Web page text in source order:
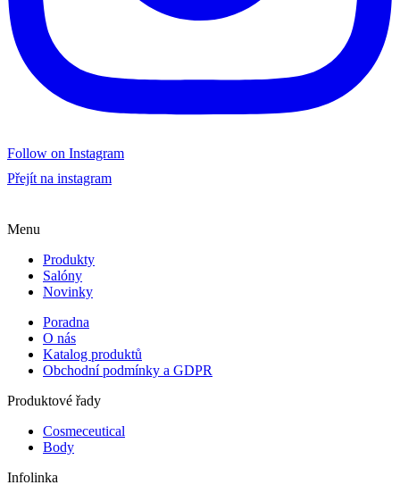
Follow on Instagram
Přejít na instagram
Menu
Produkty
Salóny
Novinky
Poradna
O nás
Katalog produktů
Obchodní podmínky a GDPR
Produktové řady
Cosmeceutical
Body
Infolinka